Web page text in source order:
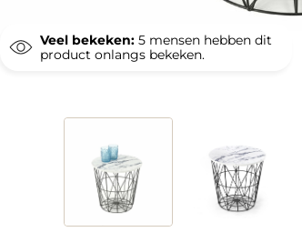
Veel bekeken: 5 mensen hebben dit
product onlangs bekeken.